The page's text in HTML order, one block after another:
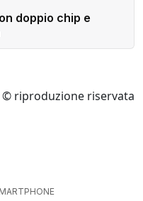
doppio chip e
© riproduzione riservata